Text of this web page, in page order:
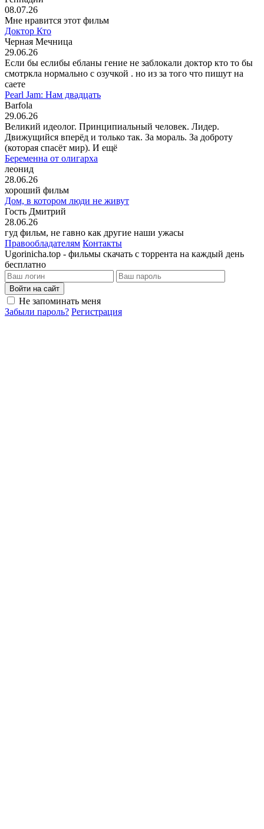
08.07.26
Мне нравится этот фильм
Доктор Кто
Черная Мечница
29.06.26
Если бы еслибы ебланы гение не заблокали доктор кто то бы
смотркла нормально с озучкой . но из за того что пишут на
саете
Pearl Jam: Нам двадцать
Barfola
29.06.26
Великий идеолог. Принципиальный человек. Лидер.
Движущийся вперёд и только так. За мораль. За доброту
(которая спасёт мир). И ещё
Беременна от олигарха
леонид
28.06.26
хороший фильм
Дом, в котором люди не живут
Гость Дмитрий
28.06.26
гуд фильм, не гавно как другие наши ужасы
Правообладателям Контакты
Ugorinicha.top - фильмы скачать с торрента на каждый день
бесплатно
Войти на сайт
Не запоминать меня
Забыли пароль? Регистрация